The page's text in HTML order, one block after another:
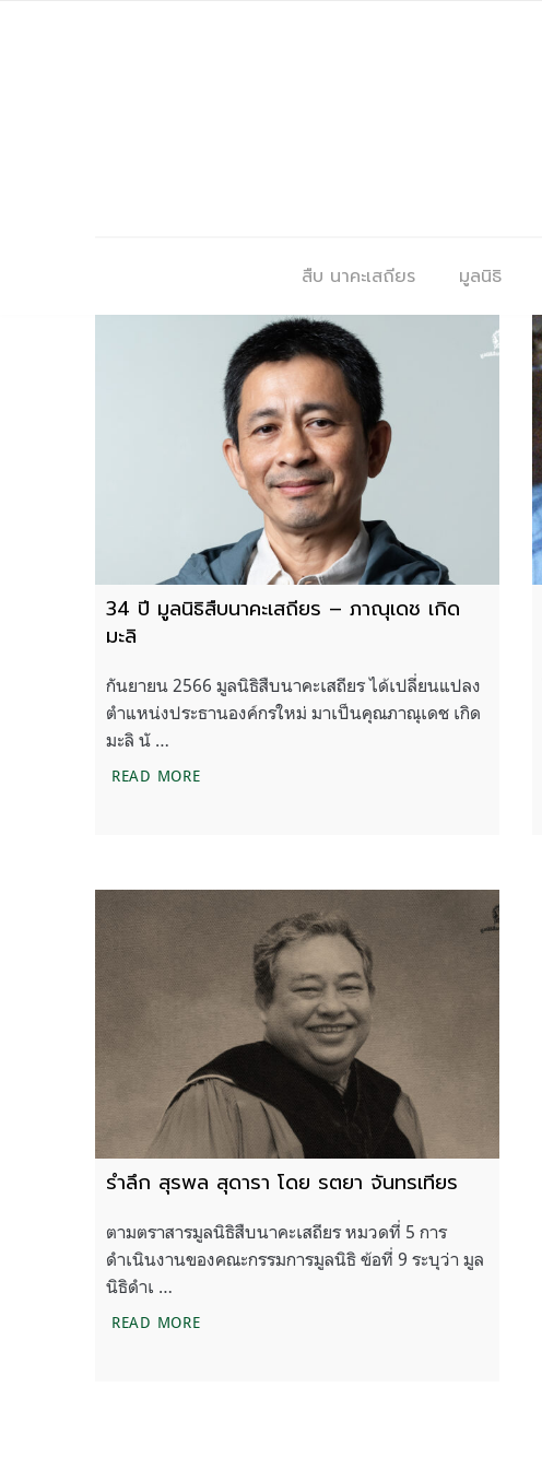
สืบ นาคะเสถียร มูลนิธิ
34 ปี มูลนิธิสืบนาคะเสถียร – ภาณุเดช เกิด
มะลิ
กันยายน 2566 มูลนิธิสืบนาคะเสถียร ได้เปลี่ยนแปลง
ตำแหน่งประธานองค์กรใหม่ มาเป็นคุณภาณุเดช เกิด
มะลิ นั …
READ MORE34 ปี มูลนิธิสืบนาคะเสถียร – ภาณุเดช เกิดมะลิ
รำลึก สุรพล สุดารา โดย รตยา จันทรเทียร
ตามตราสารมูลนิธิสืบนาคะเสถียร หมวดที่ 5 การ
ดำเนินงานของคณะกรรมการมูลนิธิ ข้อที่ 9 ระบุว่า มูล
นิธิดำเ …
READ MOREรำลึก สุรพล สุดารา โดย รตยา จันทรเทียร